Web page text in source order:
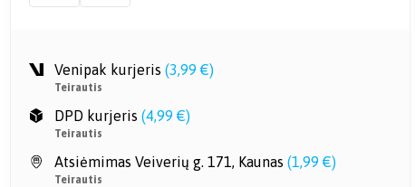
Venipak kurjeris (3,99 €)
Teirautis
DPD kurjeris (4,99 €)
Teirautis
Atsiėmimas Veiverių g. 171, Kaunas (1,99 €)
Teirautis